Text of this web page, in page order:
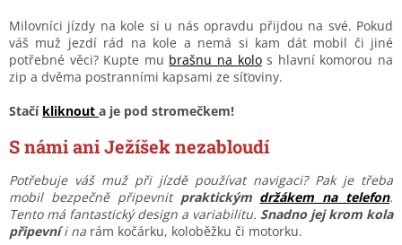
Milovníci jízdy na kole si u nás opravdu přijdou na své. Pokud
váš muž jezdí rád na kole a nemá si kam dát mobil či jiné
potřebné věci? Kupte mu brašnu na kolos hlavní komorou na
zip a dvěma postranními kapsami ze síťoviny.
Stačí kliknout a je pod stromečkem!
S námi ani Ježíšek nezabloudí
Potřebuje váš muž při jízdě používat navigaci? Pak je třeba
mobil bezpečně připevnit praktickým držákem na telefon.
Tento má fantastický design a variabilitu. Snadno jej krom kola
připevníi na rám kočárku, koloběžku či motorku.